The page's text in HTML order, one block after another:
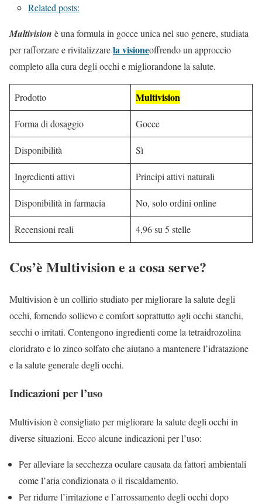
Related posts:
Multivision è una formula in gocce unica nel suo genere, studiata
per rafforzare e rivitalizzarela visioneoffrendo un approccio
completo alla cura degli occhi e migliorandone la salute.
Prodotto Multivision
Forma di dosaggio Gocce
Disponibilità Sì
Ingredienti attivi Principi attivi naturali
Disponibilità in farmacia No, solo ordini online
Recensioni reali 4,96 su 5 stelle
Cos’è Multivision e a cosa serve?
Multivision è un collirio studiato per migliorare la salute degli
occhi, fornendo sollievo e comfort soprattutto agli occhi stanchi,
secchi o irritati. Contengono ingredienti come la tetraidrozolina
cloridrato e lo zinco solfato che aiutano a mantenere l’idratazione
e la salute generale degli occhi.
Indicazioni per l’uso
Multivision è consigliato per migliorare la salute degli occhi in
diverse situazioni. Ecco alcune indicazioni per l’uso:
Per alleviare la secchezza oculare causata da fattori ambientali
come l’aria condizionata o il riscaldamento.
Per ridurre l’irritazione e l’arrossamento degli occhi dopo